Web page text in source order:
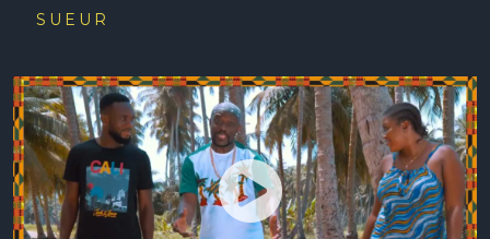
SUEUR